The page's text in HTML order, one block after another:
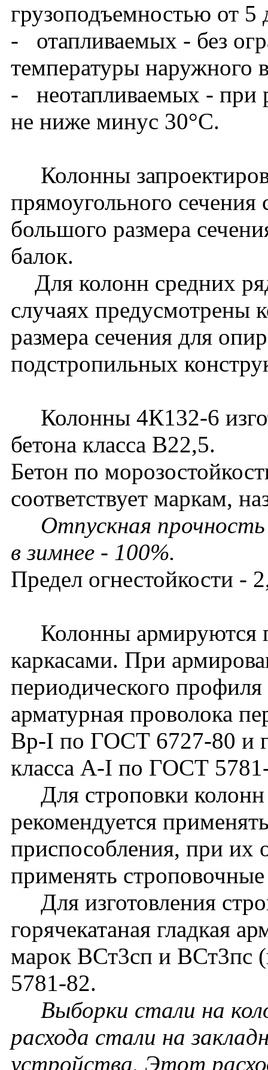
грузоподъемностью от 5
- отапливаемых - без
температуры наружного
- неотапливаемых - при
не ниже минус 30°С.
Колонны
прямоугольного сечения
большого размера
балок.
Для колонн средних
случаях предусмотрены
размера сечения для
подстропильных
Колонны 4К132-6
бетона класса В22,5.
Бетон по
соответствует маркам,
Отпускная
в зимнее - 100%.
Предел огнестойкости -
Колонны армируются
каркасами. При
периодического
арматурная проволока
Вр-I по ГОСТ 6727-80 и
класса A-I по ГОСТ
Для строповки колонн
рекомендуется
приспособления, при их
применять
Для изготовления
горячекатаная гладкая
марок ВСт3сп и ВСт3пс
5781-82.
Выборки стали на
расхода стали на
устройства. Этот